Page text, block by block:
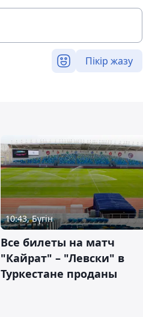
Пікір жазу
10:43, Бүгін
Все билеты на матч
"Кайрат" – "Левски" в
Туркестане проданы